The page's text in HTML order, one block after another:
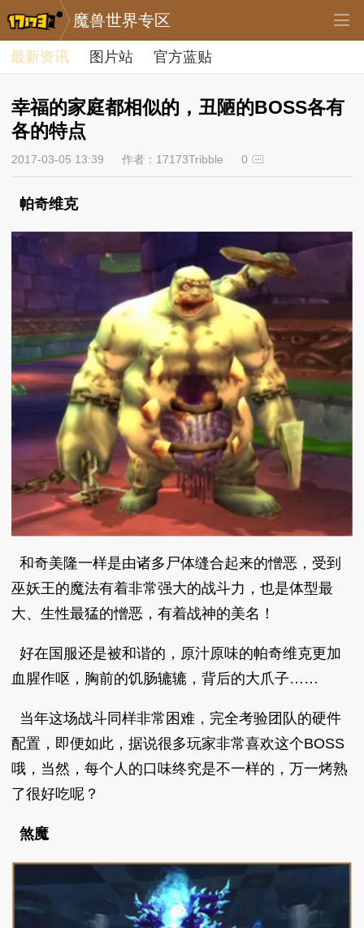
魔兽世界专区
最新资讯 图片站 官方蓝贴
幸福的家庭都相似的，丑陋的BOSS各有
各的特点
2017-03-05 13:39 作者：17173Tribble 0
帕奇维克
和奇美隆一样是由诸多尸体缝合起来的憎恶，受到
巫妖王的魔法有着非常强大的战斗力，也是体型最
大、生性最猛的憎恶，有着战神的美名！
好在国服还是被和谐的，原汁原味的帕奇维克更加
血腥作呕，胸前的饥肠辘辘，背后的大爪子……
当年这场战斗同样非常困难，完全考验团队的硬件
配置，即便如此，据说很多玩家非常喜欢这个BOSS
哦，当然，每个人的口味终究是不一样的，万一烤熟
了很好吃呢？
煞魔